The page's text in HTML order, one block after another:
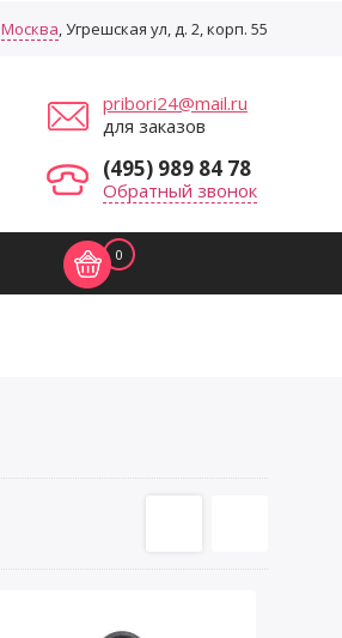
Москва, Угрешская ул, д. 2, корп. 55
pribori24@mail.ru
для заказов
(495) 989 84 78
Обратный звонок
0